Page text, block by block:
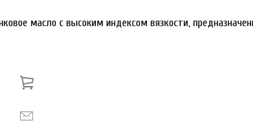
масло с высоким индексом вязкости,